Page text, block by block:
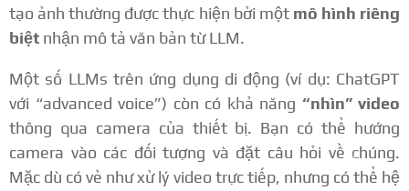
tạo ảnh thường được thực hiện bởi một mô hình riêng
biệt nhận mô tả văn bản từ LLM.
Một số LLMs trên ứng dụng di động (ví dụ: ChatGPT
với “advanced voice”) còn có khả năng “nhìn” video
thông qua camera của thiết bị. Bạn có thể hướng
camera vào các đối tượng và đặt câu hỏi về chúng.
Mặc dù có vẻ như xử lý video trực tiếp, nhưng có thể hệ